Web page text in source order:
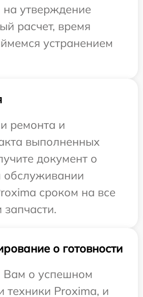
на утверждение
расчет, время
устранением
ремонта и
выполненных
документ о
обслуживании
сроком на все
о готовности
о успешном
техники Proxima, и